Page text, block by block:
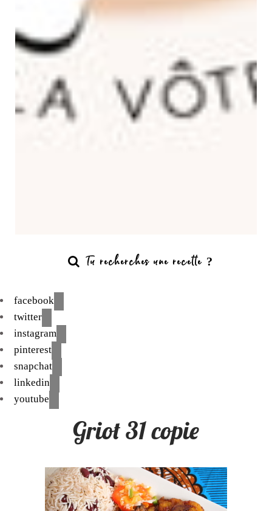
facebook
twitter
instagram
pinterest
snapchat
linkedin
youtube
Griot 31 copie